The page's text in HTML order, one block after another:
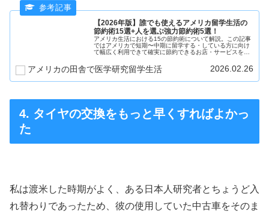
【2026年版】誰でも使えるアメリカ留学生活の
節約術15選+人を選ぶ強力節約術5選！
アメリカ生活における15の節約術について解説。この記事
ではアメリカで短期〜中期に留学する・している方に向け
て幅広く利用できて確実に節約できるお店・サービスを15
下げずに安く楽しみましょう！
アメリカの田舎で医学研究留学生活 2026.02.26
4. タイヤの交換をもっと早くすればよかっ
た
私は渡米した時期がよく、ある日本人研究者とちょうど入
れ替わりであったため、彼の使用していた中古車をそのま